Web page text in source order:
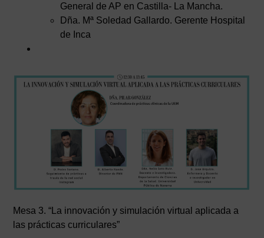
General de AP en Castilla- La Mancha.
Dña. Mª Soledad Gallardo. Gerente Hospital
de Inca
Mesa 3. “La innovación y simulación virtual aplicada a
las prácticas curriculares”